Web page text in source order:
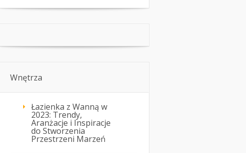
Wnętrza
Łazienka z Wanną w
2023: Trendy,
Aranżacje i Inspiracje
do Stworzenia
Przestrzeni Marzeń